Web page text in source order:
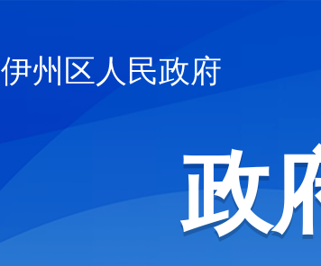
伊州区人民政府
政